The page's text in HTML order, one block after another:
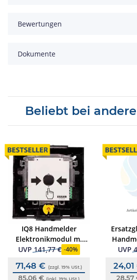
Bewertungen
Dokumente
Beliebt bei
IQ8 Handmelder
Elektronikmodul m.
Trenner u. ext. D-Linie,
UVP 141,77 € -40%
71,48 € (zzgl. 19% USt.)
85,06 € (inkl. 19% USt.)
UVP
28,57